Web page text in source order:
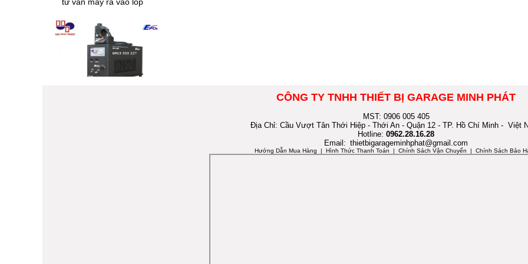
Chi tiết
CÔNG TY TNHH THIẾT BỊ GARAGE MINH PHÁT
MST: 0906 005 405
Địa Chỉ: Cầu Vượt Tân Thới Hiệp - Thới An - Quận 12 - TP. Hồ Chí Minh - Việt
Hotline: 0962.28.16.28
Email: thietbigarageminhphat@gmail.com
Hướng Dẫn Mua Hàng | Hình Thức Thanh Toán | Chính Sách Vận Chuyển | Chính Sách Bảo